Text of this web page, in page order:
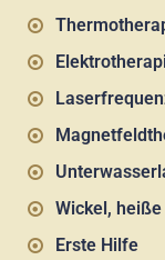
Wickel,
Erste Hilfe